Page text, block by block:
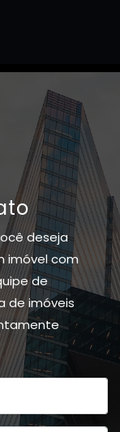
deseja
imóvel com
de
de imóveis